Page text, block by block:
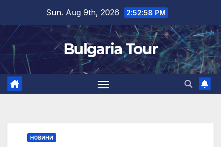
content
Sun. Aug 9th, 2026 2:52:59 PM
Bulgaria Tour
НОВИНИ